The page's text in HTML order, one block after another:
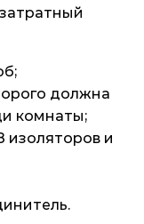
должна
комнаты;
изоляторов и